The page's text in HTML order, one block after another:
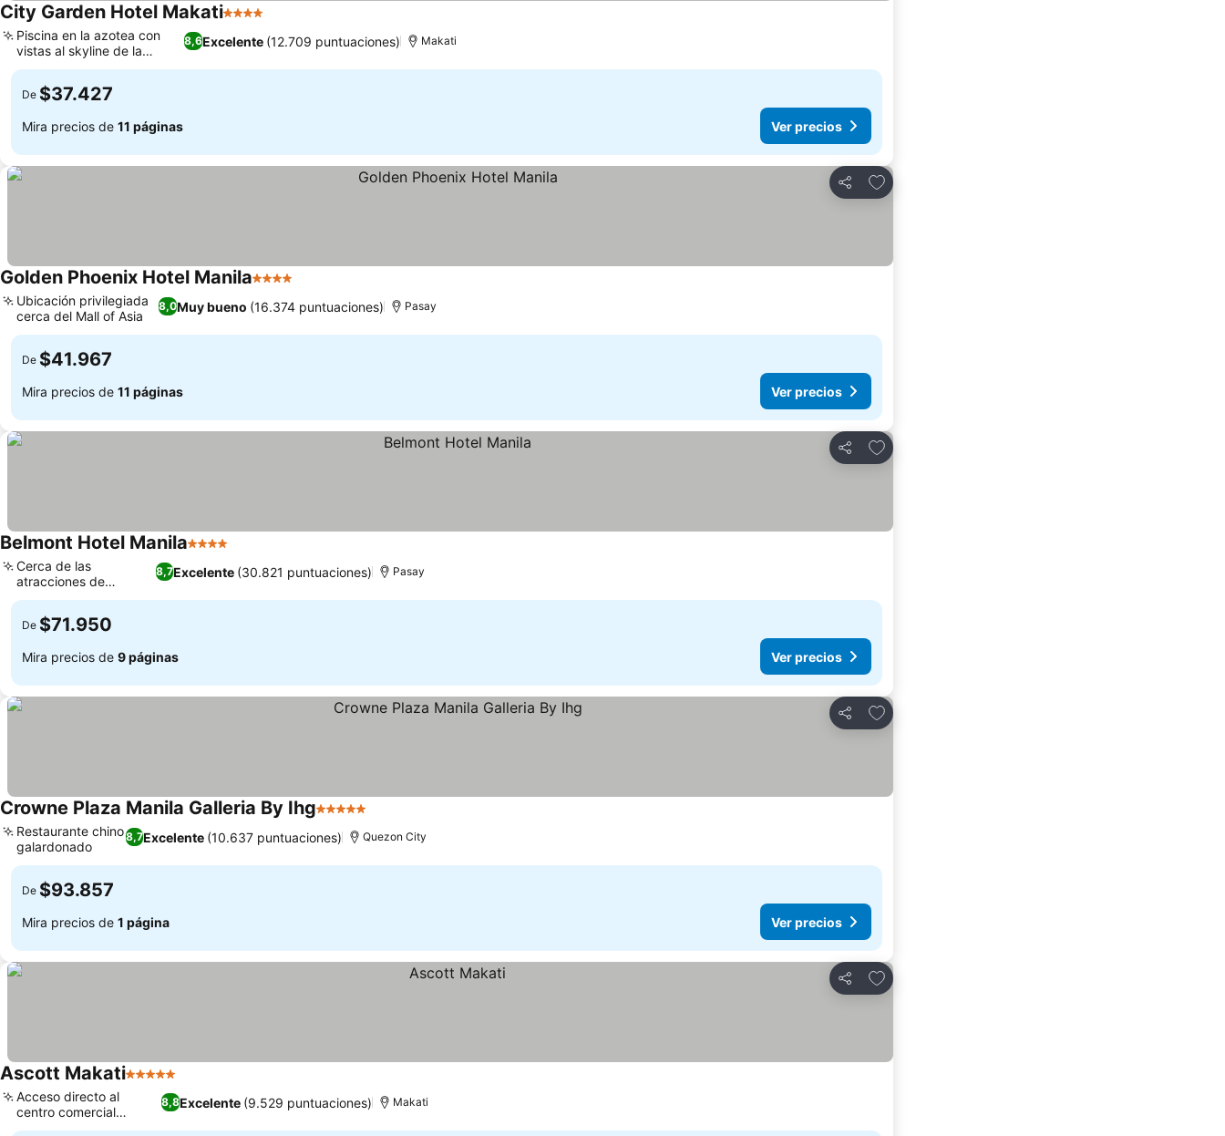
City Garden Hotel Makati4 Estrellas
8,6Excelente (12.709 puntuaciones)
Piscina en la azotea con
vistas al skyline de la
ciudad
Makati
De $37.427
Mira precios de 11 páginas Ver precios
Compartir
Agregar a favoritos
Golden Phoenix Hotel Manila4 Estrellas
8,0Muy bueno (16.374 puntuaciones)
Ubicación privilegiada
cerca del Mall of Asia
Pasay
De $41.967
Mira precios de 11 páginas Ver precios
Compartir
Agregar a favoritos
Belmont Hotel Manila4 Estrellas
8,7Excelente (30.821 puntuaciones)
Cerca de las
atracciones de
Newport City
Pasay
De $71.950
Mira precios de 9 páginas Ver precios
Compartir
Agregar a favoritos
Crowne Plaza Manila Galleria By Ihg5 Estrellas
8,7Excelente (10.637 puntuaciones)
Restaurante chino
galardonado
Quezon City
De $93.857
Mira precios de 1 página Ver precios
Compartir
Agregar a favoritos
Ascott Makati5 Estrellas
8,8Excelente (9.529 puntuaciones)
Acceso directo al
centro comercial
Glorietta
Makati